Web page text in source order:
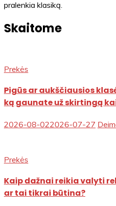
pralenkia klasiką.
Skaitome
Prekės
Pigūs ar aukščiausios
ką gaunate už skirtingą
2026-08-022026-07-27
Prekės
Kaip dažnai reikia valyti
ar tai tikrai būtina?